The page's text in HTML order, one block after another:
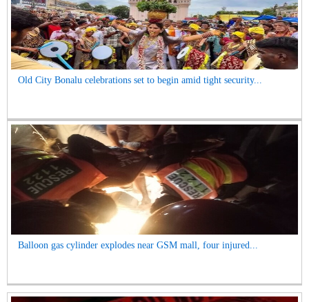
Old City Bonalu celebrations set to begin amid tight security...
Balloon gas cylinder explodes near GSM mall, four injured...